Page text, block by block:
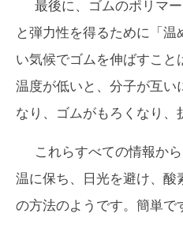
最後に、ゴムのポリマ
と弾力性を得るために「
い気候でゴムを伸ばすこと
温度が低いと、分子が互い
なり、ゴムがもろくなり、
これらすべての情報か
温に保ち、日光を避け、酸
の方法のようです。簡単で